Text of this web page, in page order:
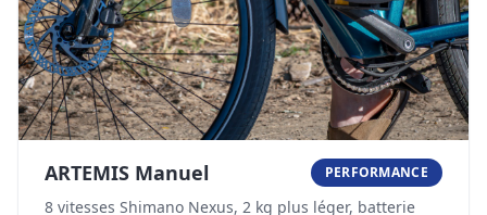
ARTEMIS Manuel PERFORMANCE
8 vitesses Shimano Nexus, 2 kg plus léger, batterie